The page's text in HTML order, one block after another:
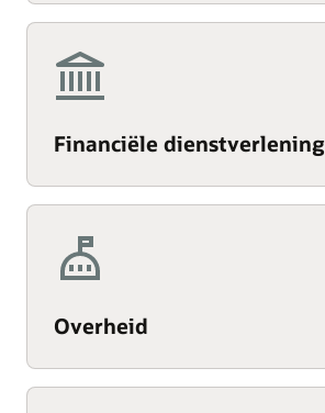
Financiële dienstverlening
Overheid